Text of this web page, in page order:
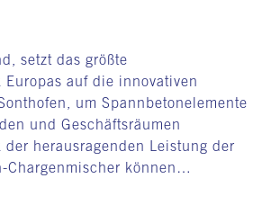
setzt das größte
auf die innovativen
um Spannbetonelemente
und Geschäftsräumen
der herausragenden Leistung der
Chargenmischer können…